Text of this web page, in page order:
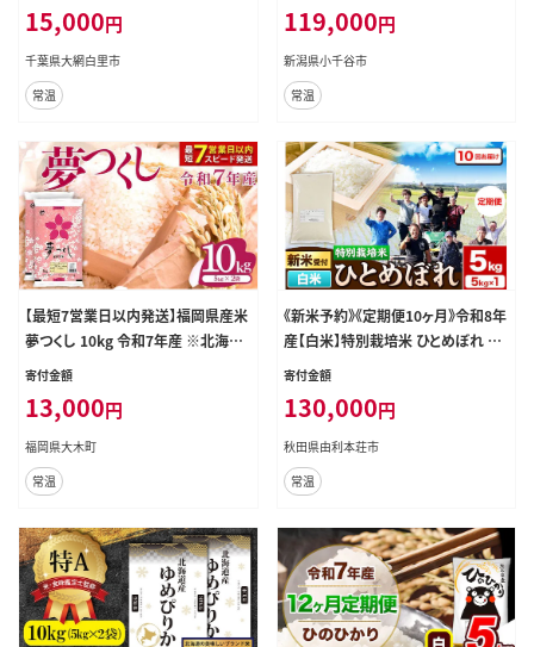
め 送料無料 E001
15,000円
千葉県大網白里市
常温
魚沼こしひかり 新潟県産コシヒカリ
新潟産コシヒカリ 新潟県産こしひか
り こしひかり 新潟産こしひかり 新潟
こしひかり 新潟コシヒカリ お米 白米
小千谷市 【0002-KY14DB00】
119,000円
新潟県小千谷市
常温
【最短7営業日以内発送】福岡県産米
夢つくし 10kg 令和7年産 ※北海道・
沖縄・離島は配送不可 |【精米 単一
ンド米 5kg × 2 ゆめつくし】CY009
_01
寄付金額
13,000円
福岡県大木町
常温
《新米予約》《定期便10ヶ月》令和8年
産【白米】特別栽培米 ひとめぼれ 5k
g 秋田県産 [ひとめぼれ 米 お米 白
秋田県産 秋田県 由利本荘市]
寄付金額
130,000円
秋田県由利本荘市
常温